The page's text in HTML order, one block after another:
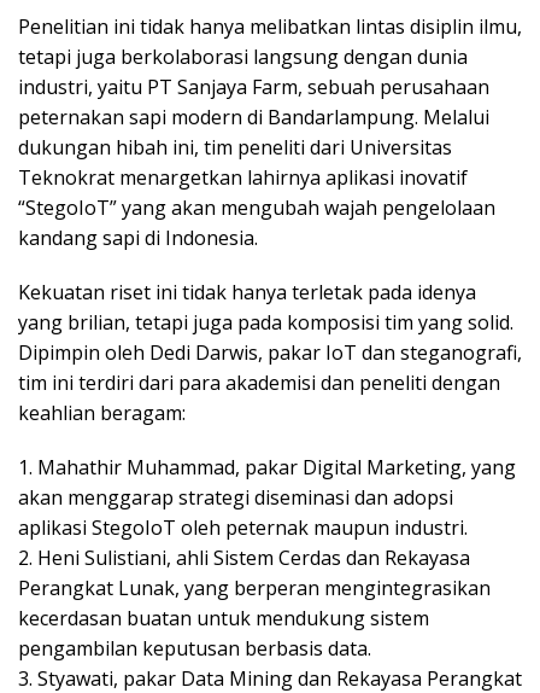
Penelitian ini tidak hanya melibatkan lintas disiplin ilmu,
tetapi juga berkolaborasi langsung dengan dunia
industri, yaitu PT Sanjaya Farm, sebuah perusahaan
peternakan sapi modern di Bandarlampung. Melalui
dukungan hibah ini, tim peneliti dari Universitas
Teknokrat menargetkan lahirnya aplikasi inovatif
“StegoIoT” yang akan mengubah wajah pengelolaan
kandang sapi di Indonesia.
Kekuatan riset ini tidak hanya terletak pada idenya
yang brilian, tetapi juga pada komposisi tim yang solid.
Dipimpin oleh Dedi Darwis, pakar IoT dan steganografi,
tim ini terdiri dari para akademisi dan peneliti dengan
keahlian beragam:
1. Mahathir Muhammad, pakar Digital Marketing, yang
akan menggarap strategi diseminasi dan adopsi
aplikasi StegoIoT oleh peternak maupun industri.
2. Heni Sulistiani, ahli Sistem Cerdas dan Rekayasa
Perangkat Lunak, yang berperan mengintegrasikan
kecerdasan buatan untuk mendukung sistem
pengambilan keputusan berbasis data.
3. Styawati, pakar Data Mining dan Rekayasa Perangkat